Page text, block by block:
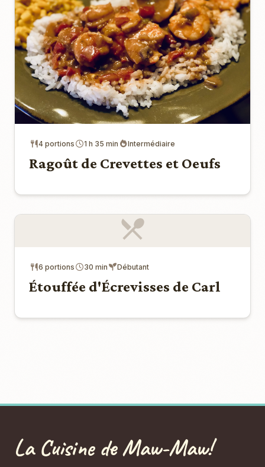
4 portions 1 h 35 min Intermédiaire
Ragoût de Crevettes et Oeufs
6 portions 30 min Débutant
Étouffée d'Écrevisses de Carl
La Cuisine de Maw-Maw!